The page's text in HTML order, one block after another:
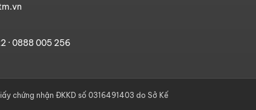
· 0888 005 256
chứng nhận ĐKKD số 0316491403 do Sở Kế